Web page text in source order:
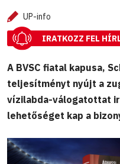
UP-info
IRATKOZZ FEL
A BVSC fiatal kapusa,
teljesítményt nyújt a
vízilabda-válogatottat
lehetőséget kap a